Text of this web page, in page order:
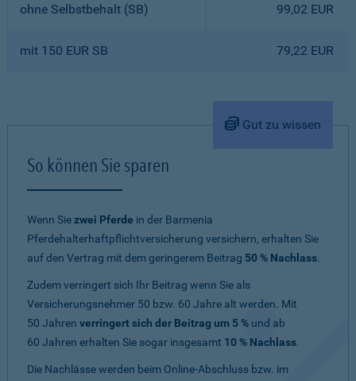
ohne Selbstbehalt (SB) 99,02 EUR
mit 150 EUR SB 79,22 EUR
Gut zu wissen
So können Sie sparen
Wenn Siezwei Pferde in der Barmenia
Pferdehalterhaftpflichtversicherung versichern, erhalten Sie
auf den Vertrag mit dem geringerem Beitrag 50 % Nachlass.
Zudem verringert sich Ihr Beitrag wenn Sie als
Versicherungsnehmer 50 bzw. 60 Jahre alt werden. Mit
50 Jahren verringert sich der Beitrag um 5 % und ab
60 Jahren erhalten Sie sogar insgesamt 10 % Nachlass.
Die Nachlässe werden beim Online-Abschluss bzw. im